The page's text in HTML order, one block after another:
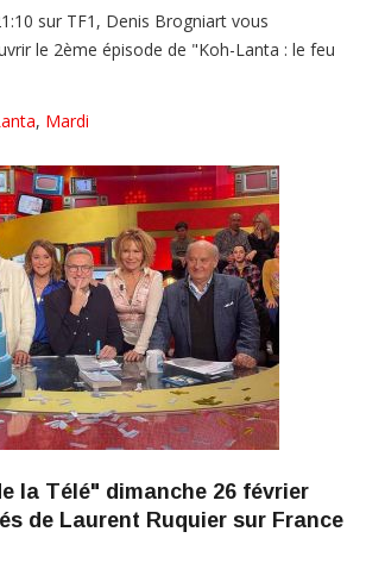
sur TF1, Denis Brogniart vous
le 2ème épisode de "Koh-Lanta : le feu
, Mardi
la Télé" dimanche 26 février
de Laurent Ruquier sur France